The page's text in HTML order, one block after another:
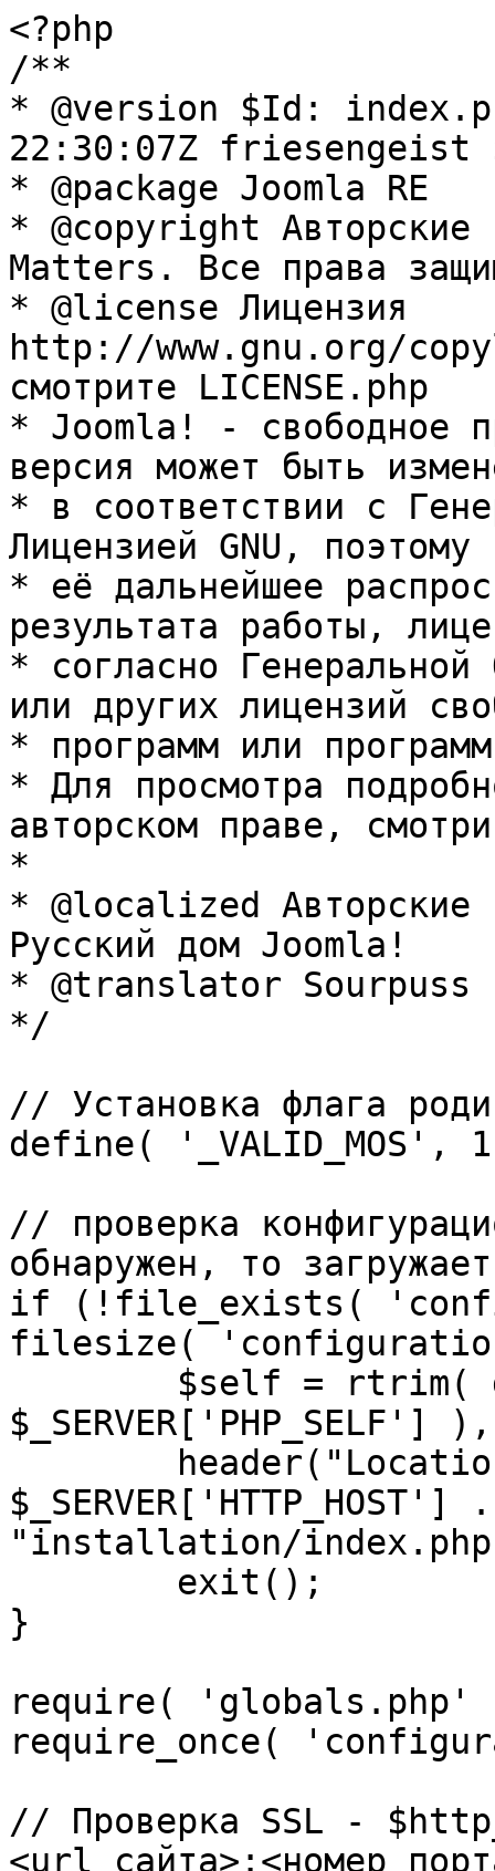
<?php
/**
* @version $Id:
22:30:07Z friesengeist
* @package Joomla RE
* @copyright Авторские
Matters. Все права
* @license Лицензия
http://www.gnu.org/
смотрите LICENSE.php
* Joomla! - свободное
версия может быть
* в соответствии с
Лицензией GNU, поэтому
* её дальнейшее
результата работы,
* согласно Генеральной
или других лицензий
* программ или
* Для просмотра
авторском праве,
*
* @localized Авторские
Русский дом Joomla!
* @translator Sourpuss
*/
// Установка флага
define( '_VALID_MOS',
// проверка
обнаружен, то
if (!file_exists(
filesize(
"installation/
}
require(
require_once(
// Проверка SSL -